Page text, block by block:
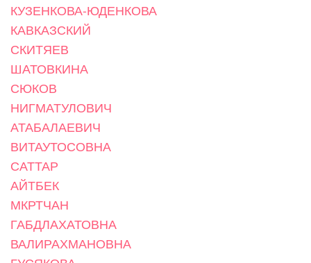
КУЗЕНКОВА-ЮДЕНКОВА
КАВКАЗСКИЙ
СКИТЯЕВ
ШАТОВКИНА
СЮКОВ
НИГМАТУЛОВИЧ
АТАБАЛАЕВИЧ
ВИТАУТОСОВНА
САТТАР
АЙТБЕК
МКРТЧАН
ГАБДЛАХАТОВНА
ВАЛИРАХМАНОВНА